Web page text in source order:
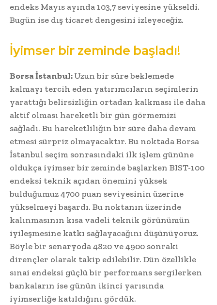
endeks Mayıs ayında 103,7 seviyesine yükseldi.
Bugün ise dış ticaret dengesini izleyeceğiz.
İyimser bir zeminde başladı!
Borsa İstanbul:Uzun bir süre beklemede
kalmayı tercih eden yatırımcıların seçimlerin
yarattığı belirsizliğin ortadan kalkması ile daha
aktif olması hareketli bir gün görmemizi
sağladı. Bu hareketliliğin bir süre daha devam
etmesi sürpriz olmayacaktır. Bu noktada Borsa
İstanbul seçim sonrasındaki ilk işlem gününe
oldukça iyimser bir zeminde başlarken BIST-100
endeksi teknik açıdan önemini yüksek
bulduğumuz 4700 puan seviyesinin üzerine
yükselmeyi başardı. Bu noktanın üzerinde
kalınmasının kısa vadeli teknik görünümün
iyileşmesine katkı sağlayacağını düşünüyoruz.
Böyle bir senaryoda 4820 ve 4900 sonraki
dirençler olarak takip edilebilir. Dün özellikle
sınai endeksi güçlü bir performans sergilerken
bankaların ise günün ikinci yarısında
iyimserliğe katıldığını gördük.